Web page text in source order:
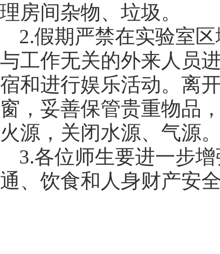
理房间杂物、垃圾。
2.假期严禁在实验室
与工作无关的外来人员
宿和进行娱乐活动。离
窗，妥善保管贵重物品
火源，关闭水源、气源
3.各位师生要进一步
通、饮食和人身财产安